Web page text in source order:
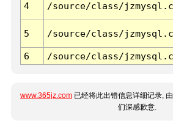
4 /source/class/
5 /source/class/
6 /source/class/
www.365jz.com 已经将此出错信息详细记录,
们深感歉意.